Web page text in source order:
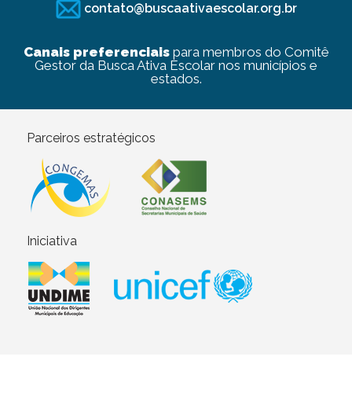
contato@buscaativaescolar.org.br
Canais preferenciaispara membros do Comitê
Gestor da Busca Ativa Escolar nos municípios e
estados.
Parceiros estratégicos
Iniciativa